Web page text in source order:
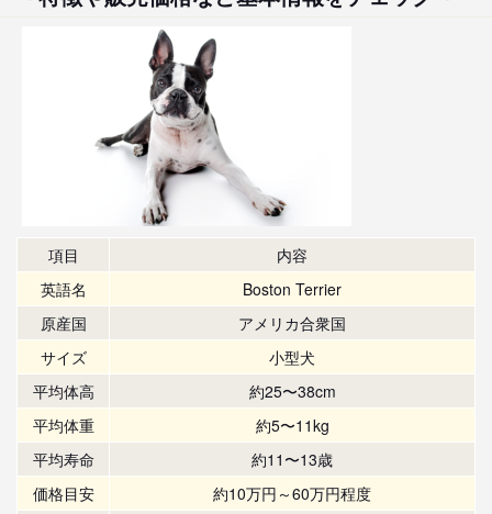
項目
内容
英語名
Boston Terrier
原産国
アメリカ合衆国
サイズ
小型犬
平均体高
約25〜38cm
平均体重
約5〜11kg
平均寿命
約11〜13歳
価格目安
約10万円～60万円程度